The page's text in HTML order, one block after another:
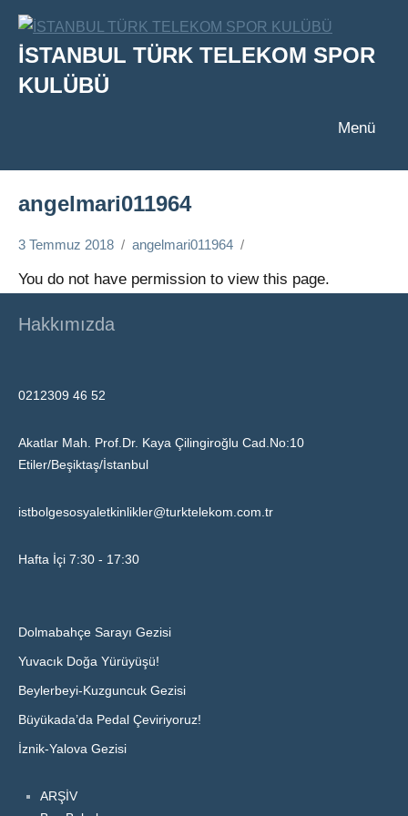
İçeriğe
İSTANBUL TÜRK TELEKOM SPOR
KULÜBÜ
Menü
angelmari011964
3 Temmuz 2018 angelmari011964
You do not have permission to view this page.
Hakkımızda
0212309 46 52
Akatlar Mah. Prof.Dr. Kaya Çilingiroğlu Cad.No:10
Etiler/Beşiktaş/İstanbul
istbolgesosyaletkinlikler@turktelekom.com.tr
Hafta İçi 7:30 - 17:30
Dolmabahçe Sarayı Gezisi
Yuvacık Doğa Yürüyüşü!
Beylerbeyi-Kuzguncuk Gezisi
Büyükada’da Pedal Çeviriyoruz!
İznik-Yalova Gezisi
ARŞİV